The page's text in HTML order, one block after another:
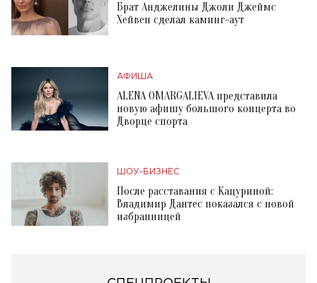
Брат Анджелины Джоли Джеймс
Хейвен сделал каминг-аут
АФИША
ALENA OMARGALIEVA представила
новую афишу большого концерта во
Дворце спорта
ШОУ-БИЗНЕС
После расставания с Кацуриной:
Владимир Дантес показался с новой
избранницей